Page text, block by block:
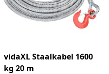
vidaXL Staalkabel 1600
kg 20 m